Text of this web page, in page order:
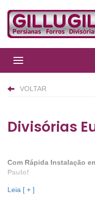
Divisórias
Divisórias
Com Rápida Instalação
Paulo!
Divisórias para escritório e
Leia [ + ]